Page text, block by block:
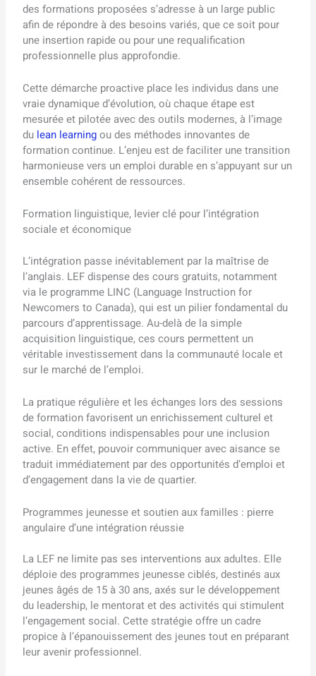
des formations proposées s’adresse à un large public
afin de répondre à des besoins variés, que ce soit pour
une insertion rapide ou pour une requalification
professionnelle plus approfondie.
Cette démarche proactive place les individus dans une
vraie dynamique d’évolution, où chaque étape est
mesurée et pilotée avec des outils modernes, à l’image
du lean learningou des méthodes innovantes de
formation continue. L’enjeu est de faciliter une transition
harmonieuse vers un emploi durable en s’appuyant sur un
ensemble cohérent de ressources.
Formation linguistique, levier clé pour l’intégration
sociale et économique
L’intégration passe inévitablement par la maîtrise de
l’anglais. LEF dispense des cours gratuits, notamment
via le programme LINC (Language Instruction for
Newcomers to Canada), qui est un pilier fondamental du
parcours d’apprentissage. Au-delà de la simple
acquisition linguistique, ces cours permettent un
véritable investissement dans la communauté locale et
sur le marché de l’emploi.
La pratique régulière et les échanges lors des sessions
de formation favorisent un enrichissement culturel et
social, conditions indispensables pour une inclusion
active. En effet, pouvoir communiquer avec aisance se
traduit immédiatement par des opportunités d’emploi et
d’engagement dans la vie de quartier.
Programmes jeunesse et soutien aux familles : pierre
angulaire d’une intégration réussie
La LEF ne limite pas ses interventions aux adultes. Elle
déploie des programmes jeunesse ciblés, destinés aux
jeunes âgés de 15 à 30 ans, axés sur le développement
du leadership, le mentorat et des activités qui stimulent
l’engagement social. Cette stratégie offre un cadre
propice à l’épanouissement des jeunes tout en préparant
leur avenir professionnel.